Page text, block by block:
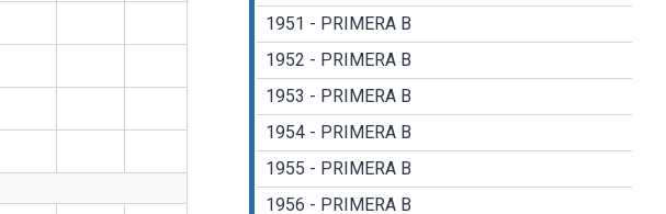
1951 - PRIMERA B
1952 - PRIMERA B
1953 - PRIMERA B
1954 - PRIMERA B
1955 - PRIMERA B
1956 - PRIMERA B